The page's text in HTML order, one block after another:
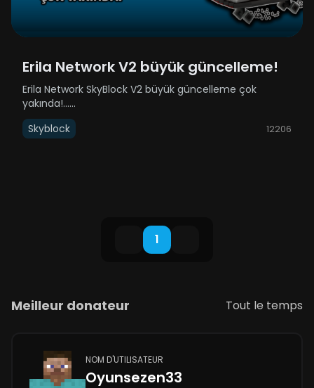
Erila Network V2 büyük güncelleme!
Erila Network SkyBlock V2 büyük güncelleme çok
yakında!......
Skyblock
12206
1
Meilleur donateur Tout le temps
NOM D'UTILISATEUR
Oyunsezen33